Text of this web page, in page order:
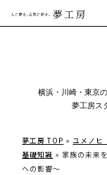
横浜・川崎・東京
夢工房ス
夢工房 TOP » ユメノヒ
基礎知識 » 家族の未来
への影響～